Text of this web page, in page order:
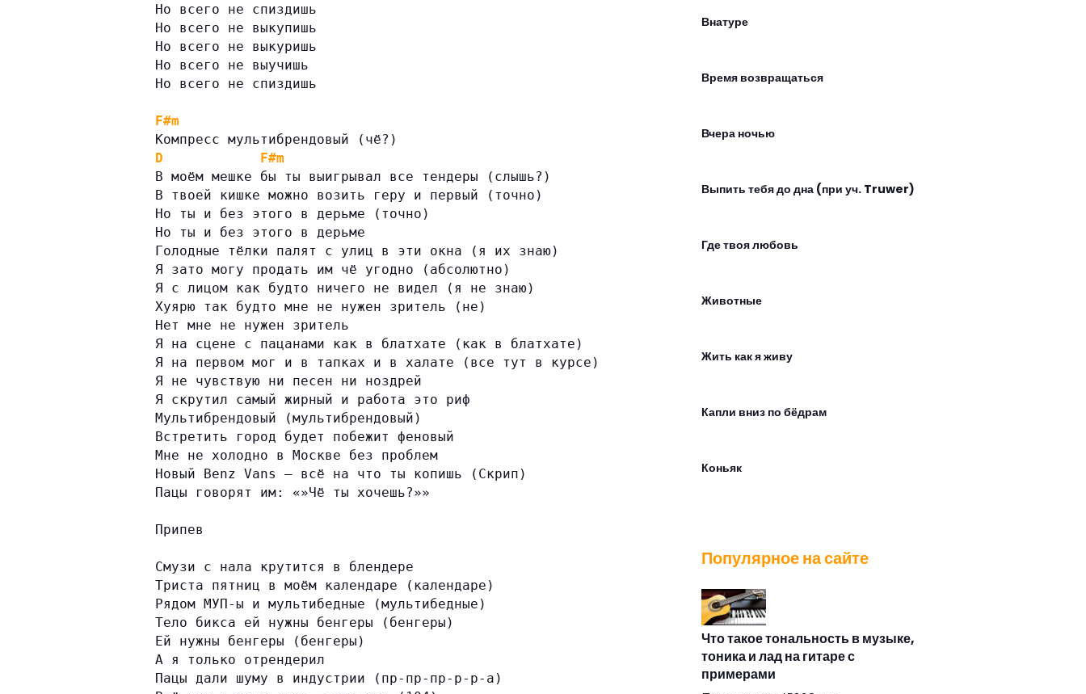
Но всего не спиздишь
Но всего не выкупишь
Но всего не выкуришь
Но всего не выучишь
Но всего не спиздишь
F#m
Компресс мультибрендовый (чё?)
D
F#m
В моём мешке бы ты выигрывал все тендеры (слышь?)
В твоей кишке можно возить геру и первый (точно)
Но ты и без этого в дерьме (точно)
Но ты и без этого в дерьме
Голодные тёлки палят с улиц в эти окна (я их знаю)
Я зато могу продать им чё угодно (абсолютно)
Я с лицом как будто ничего не видел (я не знаю)
Хуярю так будто мне не нужен зритель (не)
Нет мне не нужен зритель
Я на сцене с пацанами как в блатхате (как в блатхате)
Я на первом мог и в тапках и в халате (все тут в курсе)
Я не чувствую ни песен ни ноздрей
Я скрутил самый жирный и работа это риф
Мультибрендовый (мультибрендовый)
Встретить город будет побежит феновый
Мне не холодно в Москве без проблем
Новый Benz Vans — всё на что ты копишь (Скрип)
Пацы говорят им: «»Чё ты хочешь?»»
Припев
Смузи с нала крутится в блендере
Триста пятниц в моём календаре (календаре)
Рядом МУП-ы и мультибедные (мультибедные)
Тело бикса ей нужны бенгеры (бенгеры)
Ей нужны бенгеры (бенгеры)
А я только отрендерил
Пацы дали шуму в индустрии (пр-пр-пр-р-р-а)
Внатуре
Время возвращаться
Вчера ночью
Выпить тебя до дна (при уч. Truwer)
Где твоя любовь
Животные
Жить как я живу
Капли вниз по бёдрам
Коньяк
Индаблэк)
Не забирай меня с пати
Популярное на сайте
Что такое тональность в музыке,
тоника и лад на гитаре с
примерами